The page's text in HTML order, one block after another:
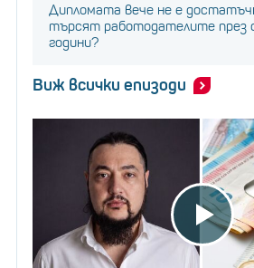
Дипломата вече не е
търсят работодателите през
години?
Виж всички епизоди